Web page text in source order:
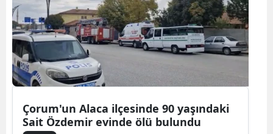
Çorum'un Alaca ilçesinde 90 yaşındaki
Sait Özdemir evinde ölü bulundu